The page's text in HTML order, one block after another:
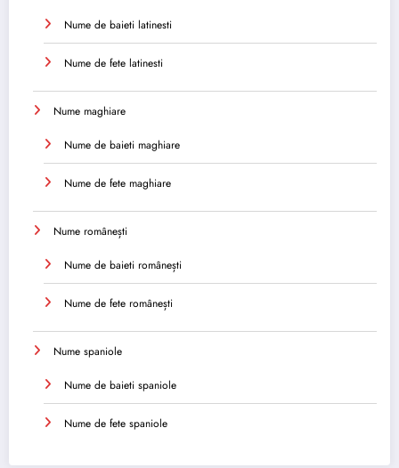
Nume de baieti latinesti
Nume de fete latinesti
Nume maghiare
Nume de baieti maghiare
Nume de fete maghiare
Nume românești
Nume de baieti românești
Nume de fete românești
Nume spaniole
Nume de baieti spaniole
Nume de fete spaniole